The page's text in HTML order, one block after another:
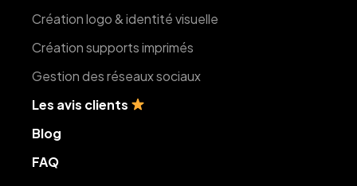
Création logo & identité visuelle
Création supports imprimés
Gestion des réseaux sociaux
Les avis clients
Blog
FAQ